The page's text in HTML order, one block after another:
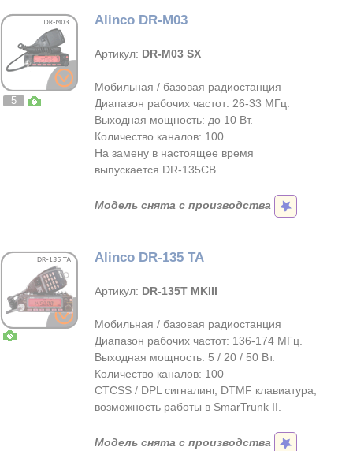
5
Alinco DR-M03
Артикул: DR-M03 SX
Мобильная / базовая радиостанция
Диапазон рабочих частот: 26-33 МГц.
Выходная мощность: до 10 Вт.
Количество каналов: 100
На замену в настоящее время
выпускается DR-135CB.
Модель снята с производства
Alinco DR-135 TA
Артикул: DR-135T MKIII
Мобильная / базовая радиостанция
Диапазон рабочих частот: 136-174 МГц.
Выходная мощность: 5 / 20 / 50 Вт.
Количество каналов: 100
CTCSS / DPL сигналинг, DTMF клавиатура,
возможность работы в SmarTrunk II.
Модель снята с производства